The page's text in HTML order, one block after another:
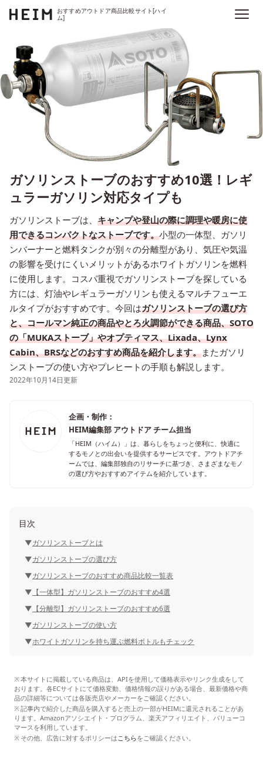
おすすめアウトドア商品比較サイト[ハイ
ム]
ガソリンストーブのおすすめ10選！レギ
ュラーガソリン対応タイプも
ガソリンストーブは、 キャンプや登山の際に調理や暖房に使
用できるコンパクトなストーブです。小型の一体型、ガソリ
ンバーナーと燃料タンクが別々の分離型があり、気圧や気温
の影響を受けにくいメリットがあるホワイトガソリンを燃料
に使用します。コスパ重視でガソリンストーブを探している
方には、灯油やレギュラーガソリンも使えるマルチフューエ
ルタイプがおすすめです。今回はガソリンストーブの選び方
と、コールマン純正の商品やとろ火調節ができる商品、SOTO
の「MUKAストーブ」やオプティマス、Lixada、Lynx
Cabin、BRSなどのおすすめ商品を紹介します。またガソリ
ンストーブの使い方やプレヒートの手順も解説します。
2022年10月14日更新
企画・制作：
HEIM編集部 アウトドア チーム担当
「HEIM（ハイム）」は、暮らしをちょっと便利に、快適に
するモノとの出会いを提供するサービスです。アウトドアチ
ームでは、編集部独自のリサーチに基づき、さまざまなモノ
の選び方やおすすめアイテムを紹介しています。
目次
ガソリンストーブとは
ガソリンストーブの選び方
ガソリンストーブのおすすめ商品比較一覧表
【一体型】ガソリンストーブのおすすめ4選
【分離型】ガソリンストーブのおすすめ6選
ガソリンストーブの使い方
ホワイトガソリンを持ち運ぶ燃料ボトルもチェック
本サイトに掲載している商品は、APIを使用して価格表示やリンク生成をして
おります。各ECサイトにて価格変動、価格情報の誤りがある場合、最新価格や商
品の詳細等については各販売店やメーカーをご確認ください。
記事内で紹介した商品を購入すると売上の一部がHEIMに還元されることがあ
ります。Amazonアソシエイト・プログラム、楽天アフィリエイト、バリューコ
マースを利用しています。
その他、広告に対するポリシーはこちらをご確認ください。